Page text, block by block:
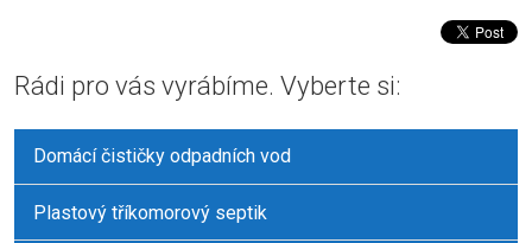
nepodařilo
odeslat.
Rádi pro vás vyrábíme. Vyberte si:
Domácí čističky odpadních vod
Plastový tříkomorový septik